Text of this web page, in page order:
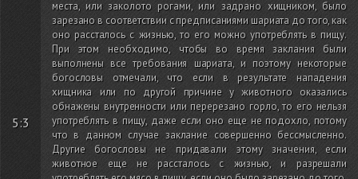
5:3
места, или заколото рогами, или задрано хищником, было
зарезано в соответствии с предписаниями шариата до того, как
оно рассталось с жизнью, то его можно употреблять в пищу.
При этом необходимо, чтобы во время заклания были
выполнены все требования шариата, и поэтому некоторые
богословы отмечали, что если в результате нападения
хищника или по другой причине у животного оказались
обнажены внутренности или перерезано горло, то его нельзя
употреблять в пищу, даже если оно еще не подохло, потому
что в данном случае заклание совершенно бессмысленно.
Другие богословы не придавали этому значения, если
животное еще не рассталось с жизнью, и разрешали